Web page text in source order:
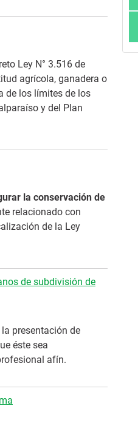
Ley N° 3.516 de
agrícola, ganadera o
de los límites de los
y del Plan
la conservación de
relacionado con
de la Ley
de subdivisión de
presentación de
éste sea
afín.